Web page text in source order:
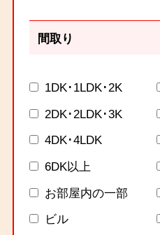
間取り
1DK･1LDK･2K
2DK･2LDK･3K
4DK･4LDK
6DK以上
お部屋内の一部
ビル